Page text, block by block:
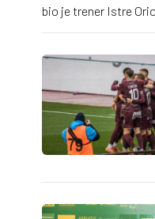
bio je trener Istre